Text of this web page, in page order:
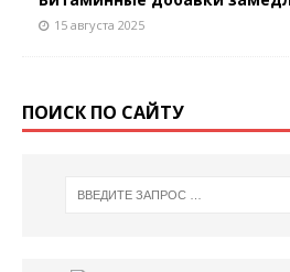
15 августа 2025
ПОИСК ПО САЙТУ